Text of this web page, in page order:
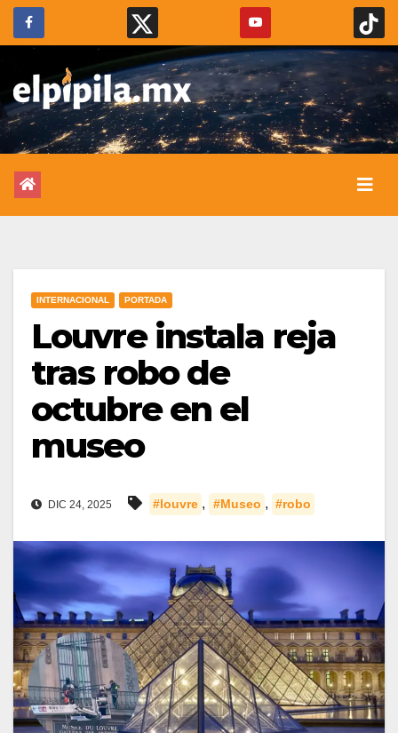
INTERNACIONAL PORTADA
Louvre instala reja
tras robo de
octubre en el
museo
DIC 24, 2025 #louvre , #Museo , #robo